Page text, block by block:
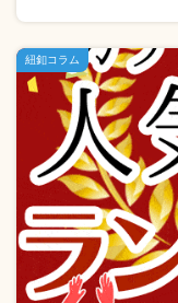
紐釦コラム